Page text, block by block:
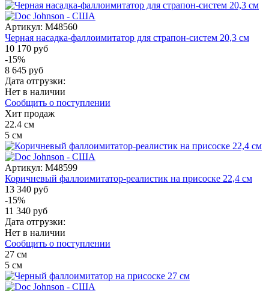
Артикул: M48560
Черная насадка-фаллоимитатор для страпон-систем 20,3 см
10 170 руб
-15%
8 645 руб
Дата отгрузки:
Нет в наличии
Сообщить о поступлении
Хит продаж
22.4 см
5 см
Артикул: M48599
Коричневый фаллоимитатор-реалистик на присоске 22,4 см
13 340 руб
-15%
11 340 руб
Дата отгрузки:
Нет в наличии
Сообщить о поступлении
27 см
5 см